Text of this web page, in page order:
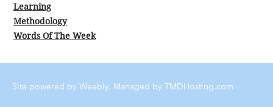
Learning
Methodology
Words Of The Week
Site powered by Weebly. Managed by TMDHosting.com